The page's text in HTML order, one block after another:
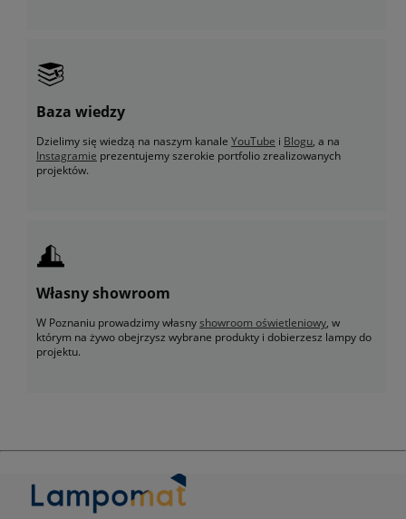
Baza wiedzy
Dzielimy się wiedzą na naszym kanale YouTube i Blogu, a na
Instagramie prezentujemy szerokie portfolio zrealizowanych
projektów.
Własny showroom
W Poznaniu prowadzimy własnyshowroom oświetleniowy, w
którym na żywo obejrzysz wybrane produkty i dobierzesz lampy do
projektu.